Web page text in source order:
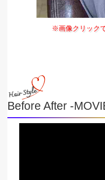
※画像クリック
Before After -